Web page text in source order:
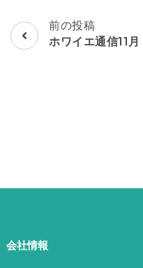
投
稿
前の投稿
ホワイエ通信11月
会社情報